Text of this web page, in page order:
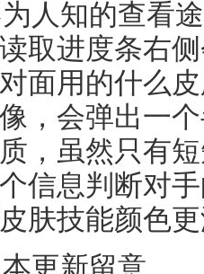
人知的查看
取进度条右
面用的什么
，会弹出一
，虽然只有
信息判断对
肤技能颜色
更新留意